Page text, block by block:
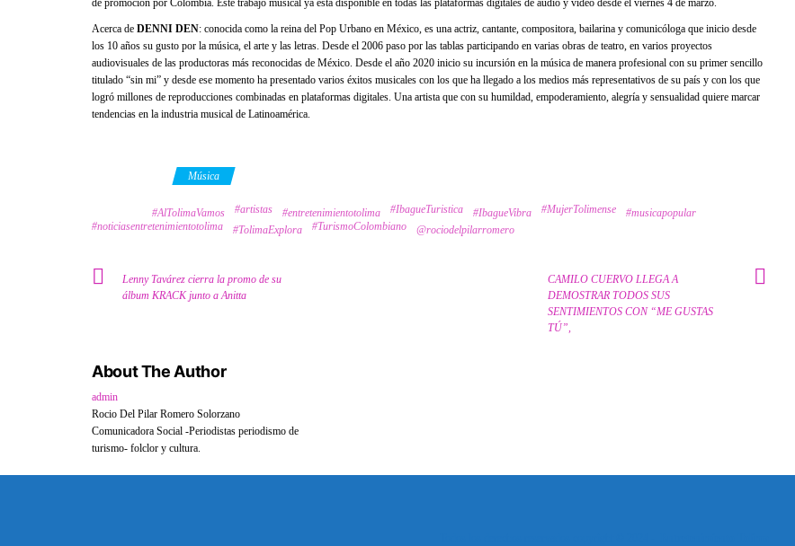
Acerca de DENNI DEN: conocida como la reina del Pop Urbano en México, es una actriz, cantante, compositora, bailarina y comunicóloga que inicio desde
los 10 años su gusto por la música, el arte y las letras. Desde el 2006 paso por las tablas participando en varias obras de teatro, en varios proyectos
audiovisuales de las productoras más reconocidas de México. Desde el año 2020 inicio su incursión en la música de manera profesional con su primer sencillo
titulado “sin mi” y desde ese momento ha presentado varios éxitos musicales con los que ha llegado a los medios más representativos de su país y con los que
logró millones de reproducciones combinadas en plataformas digitales. Una artista que con su humildad, empoderamiento, alegría y sensualidad quiere marcar
tendencias en la industria musical de Latinoamérica.
Música
#AlTolimaVamos #artistas #entretenimientotolima #IbagueTuristica #IbagueVibra #MujerTolimense
#musicapopular
#noticiasentretenimientotolima
#TolimaExplora #TurismoColombiano @rociodelpilarromero
Lenny Tavárez cierra la promo de su
álbum KRACK junto a Anitta
CAMILO CUERVO LLEGA A
DEMOSTRAR TODOS SUS
SENTIMIENTOS CON “ME GUSTAS
TÚ”,
About The Author
admin
Rocio Del Pilar Romero Solorzano
Comunicadora Social -Periodistas periodismo de
turismo- folclor y cultura.